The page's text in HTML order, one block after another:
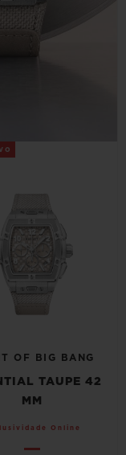
OF BIG BANG
TAUPE 42
MM
Online
UMA